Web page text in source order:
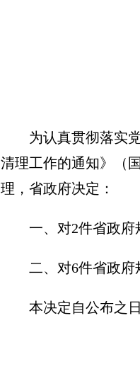
为认真贯彻落实
清理工作的通知》（
理，省政府决定：
一、对2件省政府
二、对6件省政府
本决定自公布之